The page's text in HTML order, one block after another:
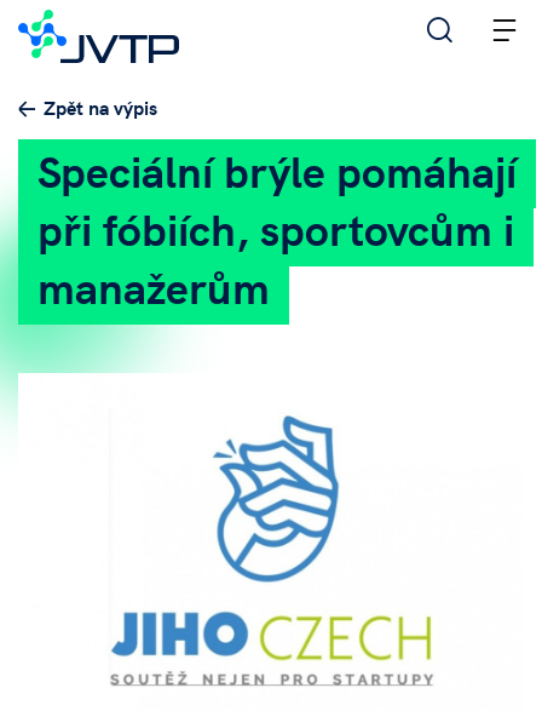
Zpět na výpis
Speciální brýle pomáhají
při fóbiích, sportovcům i
manažerům